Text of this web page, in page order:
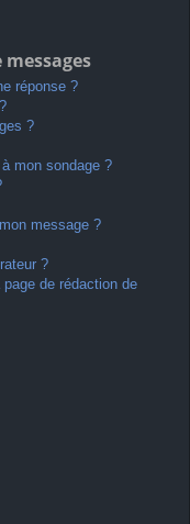
réponse ?
?
mon sondage ?
message ?
?
de rédaction de